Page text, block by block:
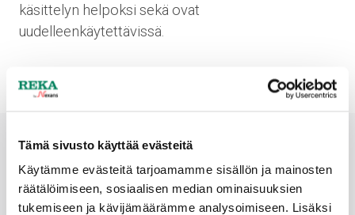
Tämä sivusto käyttää evästeitä
Käytämme evästeitä tarjoamamme sisällön ja mainosten
räätälöimiseen, sosiaalisen median ominaisuuksien
tukemiseen ja kävijämäärämme analysoimiseen. Lisäksi
käsittelyn helpoksi sekä ovat
uudelleenkäytettävissä.
Sähkönumero Koko Pakkaus Jännite